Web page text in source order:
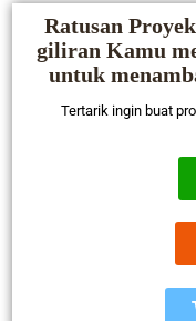
Ratusan
giliran Kamu
untuk
Tertarik ingin buat